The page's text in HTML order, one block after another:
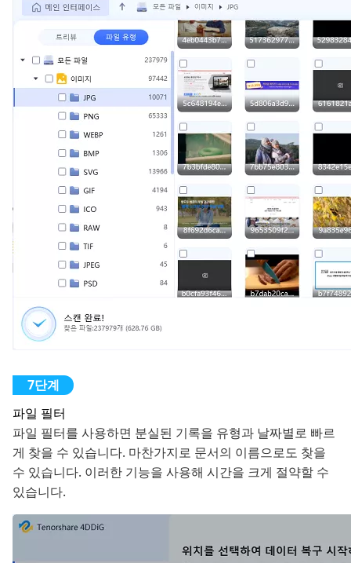
파일 필터
파일 필터를 사용하면 분실된 기록을 유형과 날짜별로 빠르
게 찾을 수 있습니다. 마찬가지로 문서의 이름으로도 찾을
수 있습니다. 이러한 기능을 사용해 시간을 크게 절약할 수
있습니다.